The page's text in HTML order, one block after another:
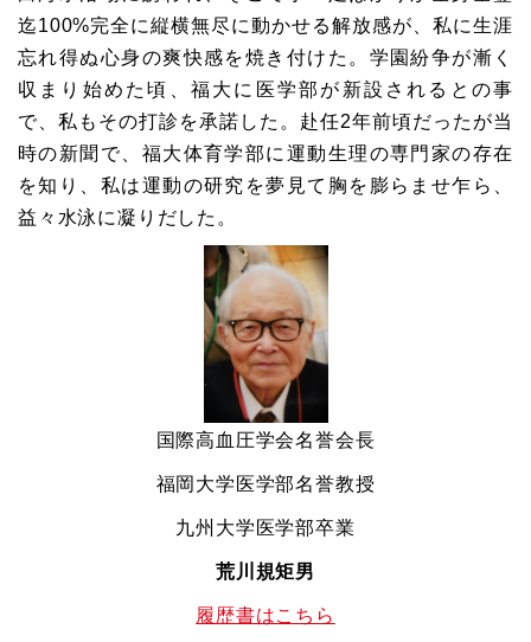
迄100%完全に縦横無尽に動かせる解放感が、私に生涯
忘れ得ぬ心身の爽快感を焼き付けた。学園紛争が漸く
収まり始めた頃、福大に医学部が新設されるとの事
で、私もその打診を承諾した。赴任2年前頃だったが当
時の新聞で、福大体育学部に運動生理の専門家の存在
を知り、私は運動の研究を夢見て胸を膨らませ乍ら、
益々水泳に凝りだした。
国際高血圧学会名誉会長
福岡大学医学部名誉教授
九州大学医学部卒業
荒川規矩男
履歴書はこちら